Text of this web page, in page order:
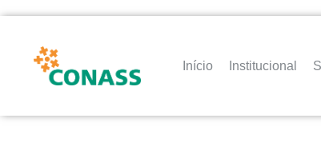
Início Institucional